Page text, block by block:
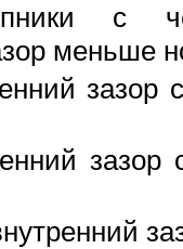
с
меньше
зазор
зазор